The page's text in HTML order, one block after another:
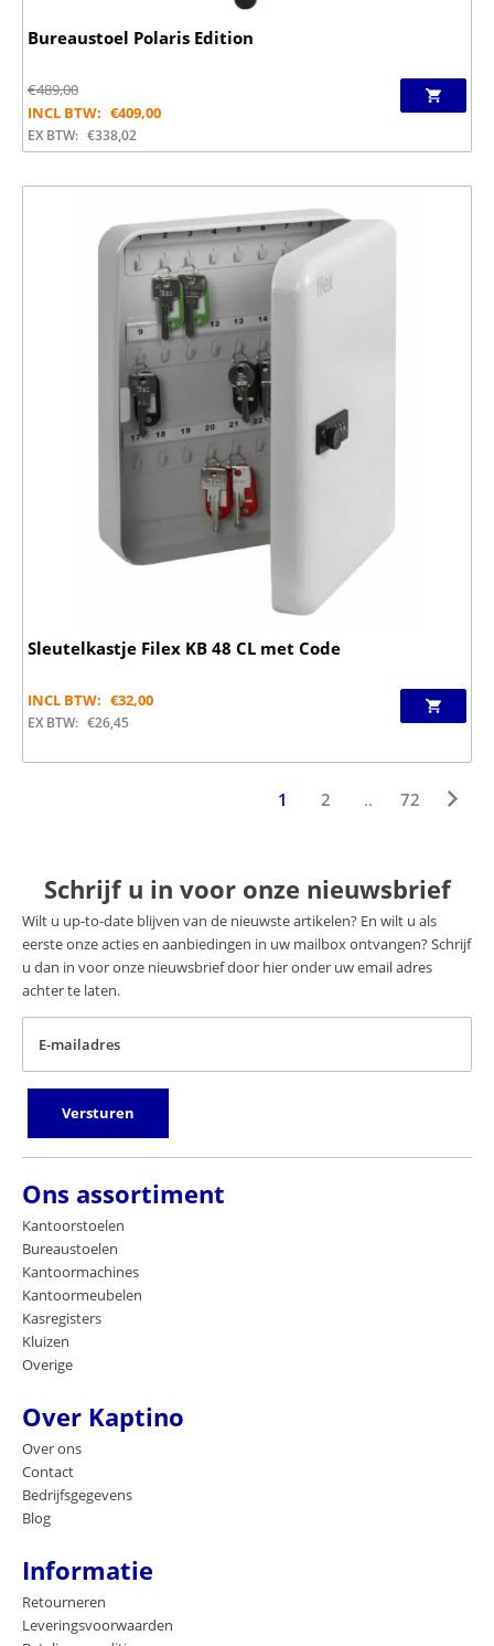
Bureaustoel Polaris Edition
€489,00
INCL BTW: €409,00
EX BTW: €338,02
Sleutelkastje Filex KB 48 CL met Code
INCL BTW: €32,00
EX BTW: €26,45
1 2 .. 72
Schrijf u in voor onze nieuwsbrief
Wilt u up-to-date blijven van de nieuwste artikelen? En wilt u als
eerste onze acties en aanbiedingen in uw mailbox ontvangen? Schrijf
u dan in voor onze nieuwsbrief door hier onder uw email adres
achter te laten.
E-mailadres
Versturen
Ons assortiment
Kantoorstoelen
Bureaustoelen
Kantoormachines
Kantoormeubelen
Kasregisters
Kluizen
Overige
Over Kaptino
Over ons
Contact
Bedrijfsgegevens
Blog
Informatie
Retourneren
Leveringsvoorwaarden